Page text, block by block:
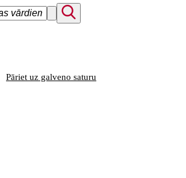
Pāriet uz galveno saturu